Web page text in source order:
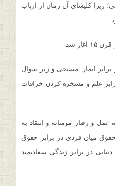
زیرا کلیسای آن زمان از ارباب
برابر ایمان مسیحی و زیر سوال
علم و مسخره کردن خرافات
و رفتار مومنانه و انتقاد به
حقوق میان فردی در برابر حقوق
در برابر زندگی سعادتمند